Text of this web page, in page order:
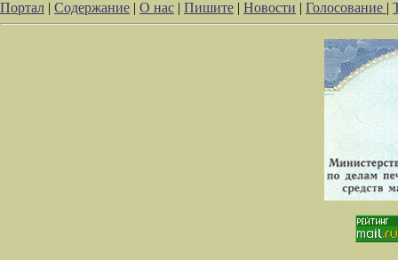
Портал | Содержание | О нас | Пишите | Новости | Голосование |